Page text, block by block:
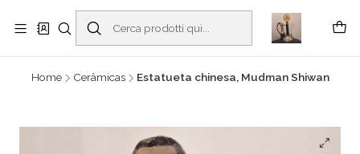
Buscantiguidades - Leilões. Colecionismo e antiguidades em Viana do
Castelo -
Read more
Home Cerâmicas Estatueta chinesa, Mudman Shiwan